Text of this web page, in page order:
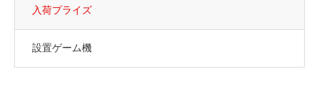
入荷プライズ
設置ゲーム機